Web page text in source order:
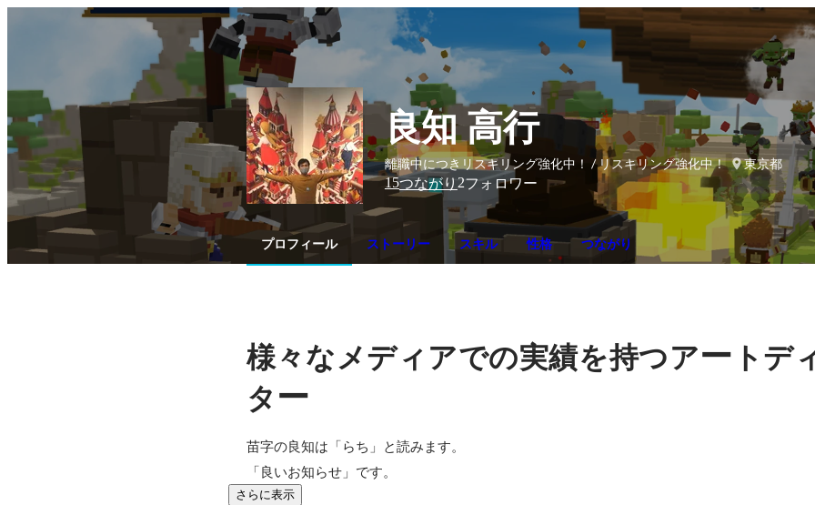
良知 高行
離職中につきリスキリング強化中！ / リスキリング強化中！
東京都
15つながり 2フォロワー
プロフィール ストーリー スキル 性格 つながり
様々なメディアでの実績を持つアー トデ
ター
苗字の良知は「らち」と読みます。
「良いお知らせ」です。
さらに表示